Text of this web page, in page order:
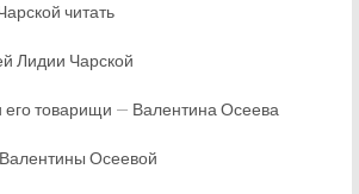
читать
Лидии Чарской
его товарищи — Валентина Осеева
Осеевой